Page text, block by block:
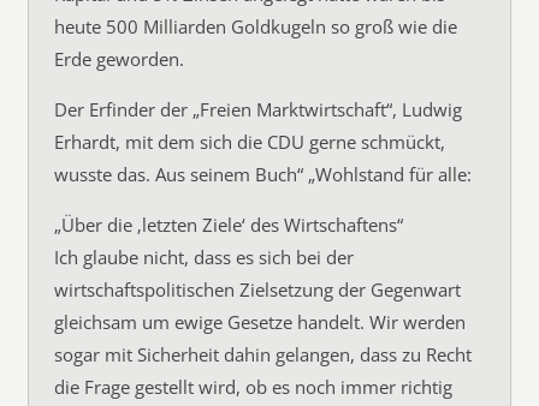
heute 500 Milliarden Goldkugeln so groß wie die
Erde geworden.
Der Erfinder der „Freien Marktwirtschaft“, Ludwig
Erhardt, mit dem sich die CDU gerne schmückt,
wusste das. Aus seinem Buch“ „Wohlstand für alle:
„Über die ‚letzten Ziele‘ des Wirtschaftens“
Ich glaube nicht, dass es sich bei der
wirtschaftspolitischen Zielsetzung der Gegenwart
gleichsam um ewige Gesetze handelt. Wir werden
sogar mit Sicherheit dahin gelangen, dass zu Recht
die Frage gestellt wird, ob es noch immer richtig